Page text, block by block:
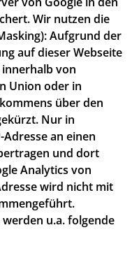
Wir nutzen die
Aufgrund der
auf dieser Webseite
von
Union oder in
über den
Nur in
an einen
und dort
Analytics von
wird nicht mit
u.a. folgende